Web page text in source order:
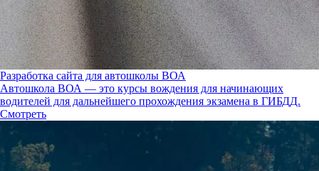
Разработка сайта для автошколы ВОА
Автошкола ВОА — это курсы вождения для начинающих
водителей для дальнейшего прохождения экзамена в ГИБДД.
Смотреть